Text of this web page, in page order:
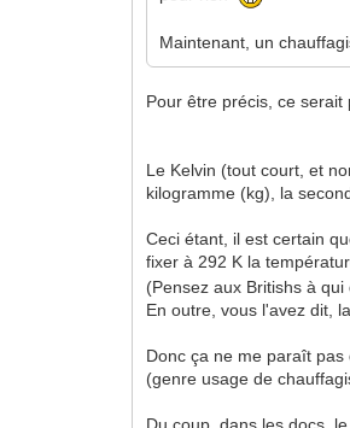
Maintenant, un
Pour être précis, ce serait
Le Kelvin (tout court, et
kilogramme (kg), la
Ceci étant, il est certain
fixer à 292 K la
(Pensez aux Britishs à
En outre, vous l'avez dit,
Donc ça ne me paraît
(genre usage de